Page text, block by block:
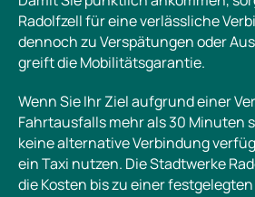
Radolfzell für eine verlässliche
dennoch zu Verspätungen oder
greift die Mobilitätsgarantie.
Wenn Sie Ihr Ziel aufgrund einer
Fahrtausfalls mehr als 30 Minuten
keine alternative Verbindung
ein Taxi nutzen. Die Stadtwerke
die Kosten bis zu einer festgelegten